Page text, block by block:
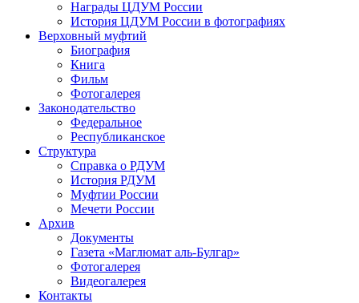
Награды ЦДУМ России
История ЦДУМ России в фотографиях
Верховный муфтий
Биография
Книга
Фильм
Фотогалерея
Законодательство
Федеральное
Республиканское
Структура
Справка о РДУМ
История РДУМ
Муфтии России
Мечети России
Архив
Документы
Газета «Маглюмат аль-Булгар»
Фотогалерея
Видеогалерея
Контакты